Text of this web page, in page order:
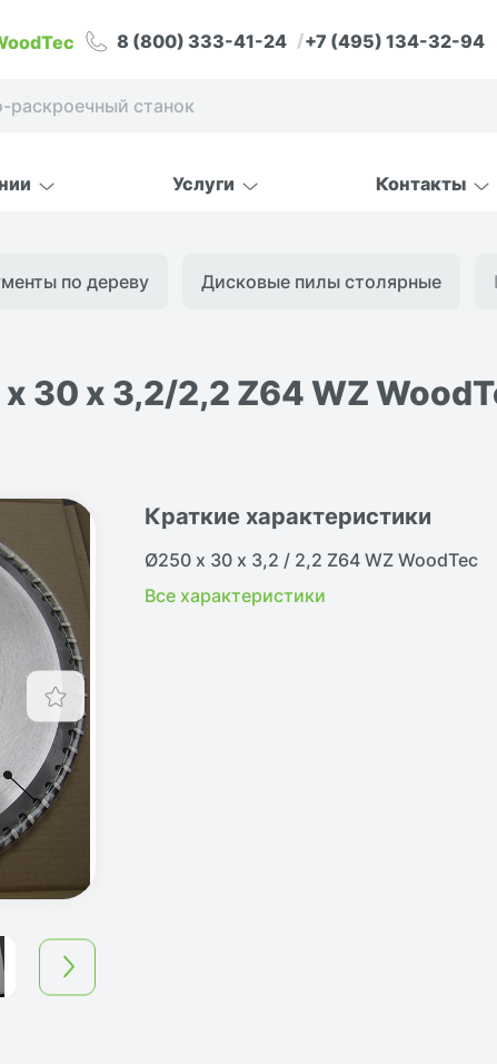
8 (800) 333-41-24 +7 (495) 134-32-94
Услуги Контакты
по дереву Дисковые пилы столярные
30 х 3,2/2,2 Z64 WZ
В наличии
Отложить
Краткие характеристики
Ø250 х 30 х 3,2 / 2,2 Z64 WZ WoodTec
Все характеристики